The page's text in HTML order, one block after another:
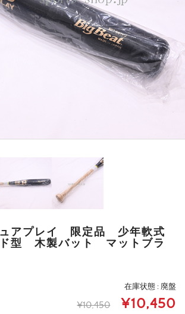
アプレイ 限定品 少年軟式
型 木製バット マットブラ
在庫状態 : 廃盤
¥10,450 ¥10,450